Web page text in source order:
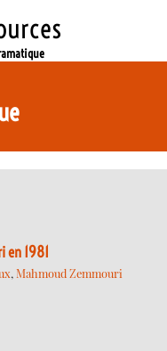
1981
,Mahmoud Zemmouri